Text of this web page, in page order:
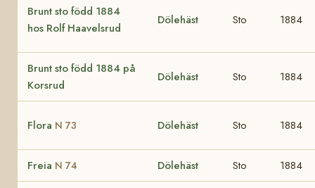
Brunt sto född 1884
hos Rolf Haavelsrud
Dölehäst Sto 1884
Brunt sto född 1884 på
Korsrud
Dölehäst Sto 1884
Flora N 73 Dölehäst Sto 1884
Freia N 74 Dölehäst Sto 1884